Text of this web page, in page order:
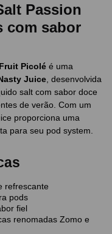
Passion
com sabor
Picolé é uma
Juice , desenvolvida
salt com sabor doce
de verão. Com um
proporciona uma
para seu pod system.
refrescante
pods
fiel
renomadas Zomo e